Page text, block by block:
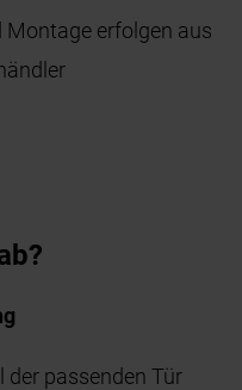
erfolgen aus
passenden Tür